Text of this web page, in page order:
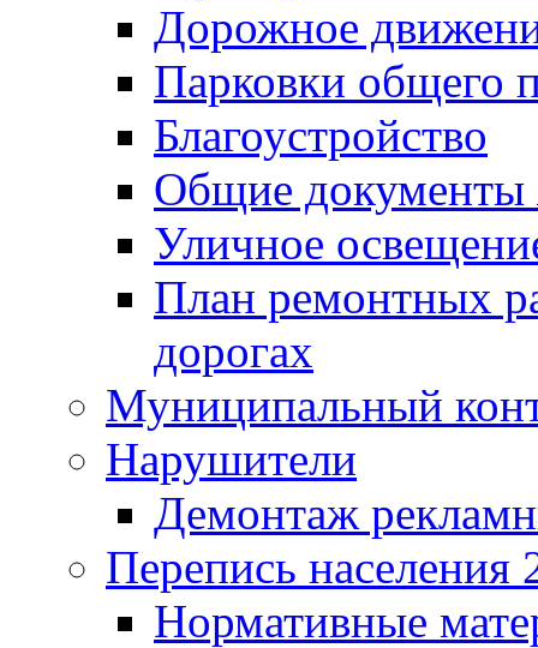
Дорожное
Парковки общего
Благоустройство
Общие
Уличное
План ремонтных
дорогах
Муниципальный
Нарушители
Демонтаж
Перепись населения
Нормативные